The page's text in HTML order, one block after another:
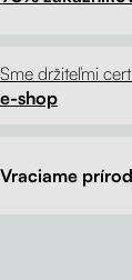
Sme držiteľmi
e-shop
Vraciame